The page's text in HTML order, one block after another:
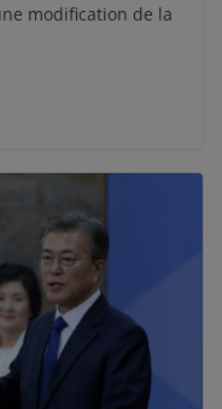
modification de la